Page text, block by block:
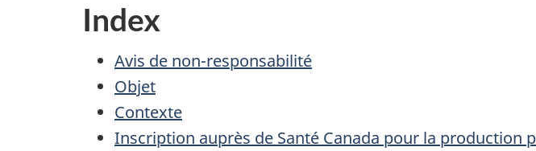
Index
Avis de non-responsabilité
Objet
Contexte
Inscription auprès de Santé Canada pour la production